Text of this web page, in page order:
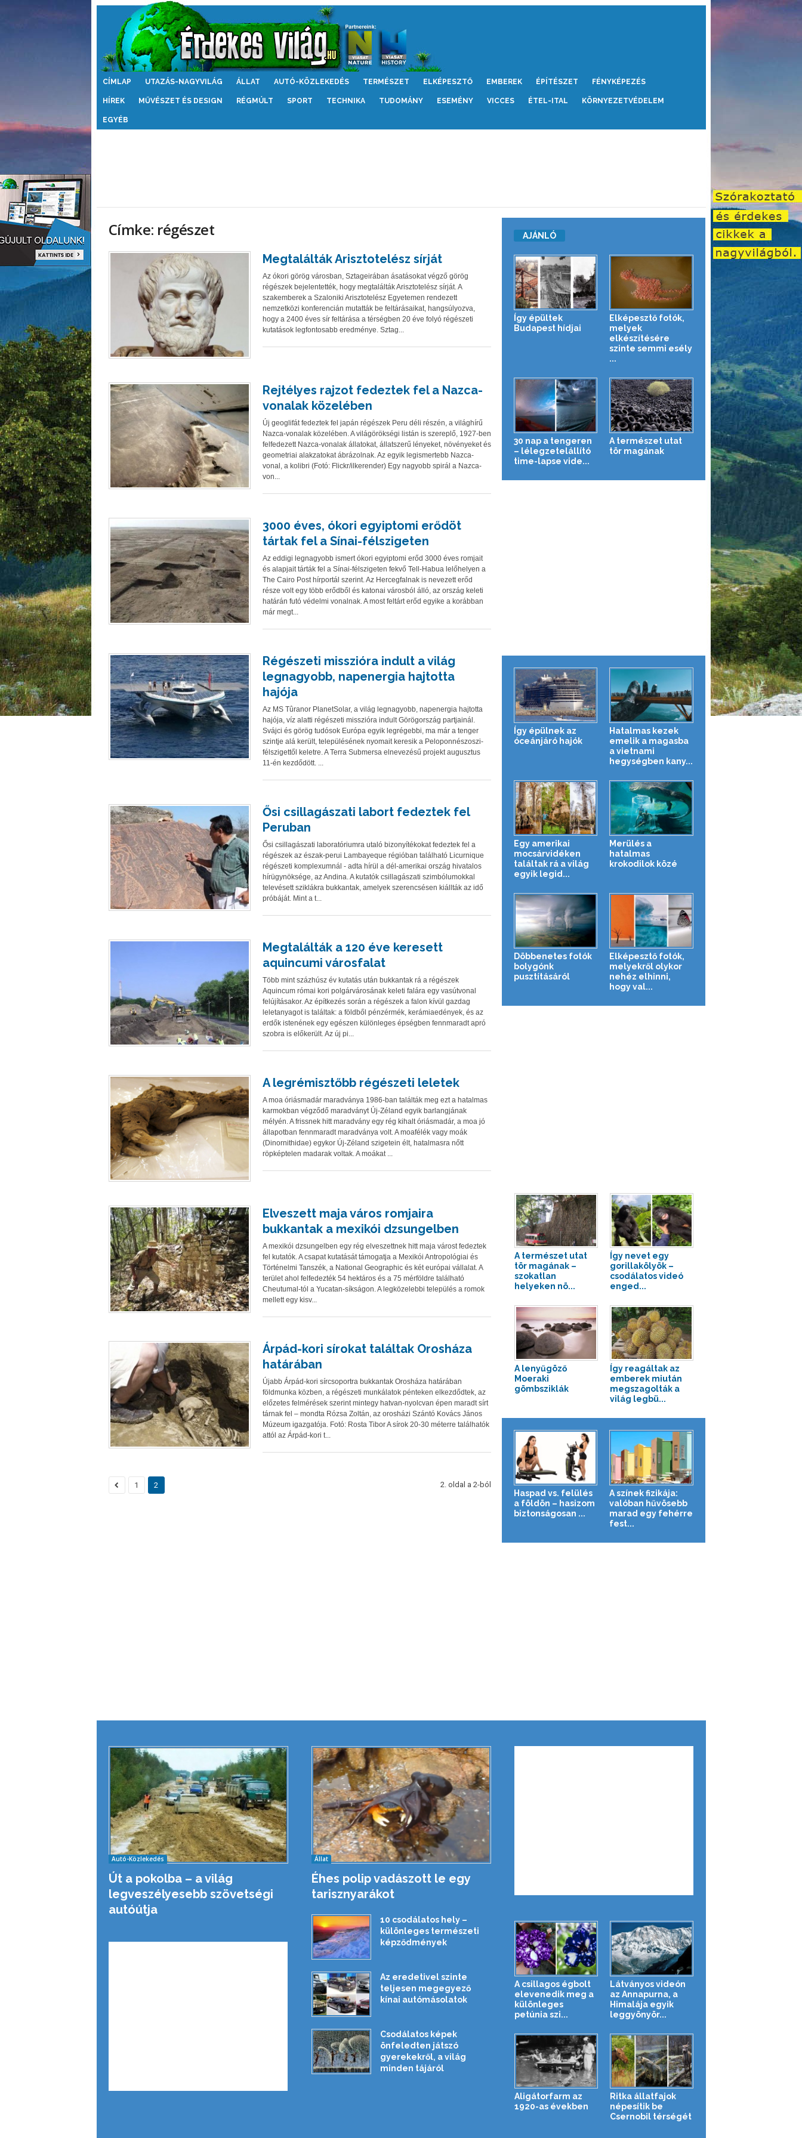
Érdekes
CÍMLAP UTAZÁS-NAGYVILÁG ÁLLAT AUTÓ-KÖZLEKEDÉS TERMÉSZET ELKÉPESZTŐ EMBEREK ÉPÍTÉSZET FÉNYKÉPEZÉS
HÍREK MŰVÉSZET ÉS DESIGN RÉGMÚLT SPORT TECHNIKA TUDOMÁNY ESEMÉNY VICCES ÉTEL-ITAL KÖRNYEZETVÉDELEM
EGYÉB
Címke: régészet
Megtalálták Arisztotelész sírját
Az ókori görög városban, Sztageirában ásatásokat végző görög
régészek bejelentették, hogy megtalálták Arisztotelész sírját. A
szakemberek a Szaloniki Arisztotelész Egyetemen rendezett
nemzetközi konferencián mutatták be feltárásaikat, hangsúlyozva,
hogy a 2400 éves sír feltárása a térségben 20 éve folyó régészeti
kutatások legfontosabb eredménye. Sztag...
Rejtélyes rajzot fedeztek fel a Nazca-
vonalak közelében
Új geoglifát fedeztek fel japán régészek Peru déli részén, a világhírű
Nazca-vonalak közelében. A világörökségi listán is szereplő, 1927-ben
felfedezett Nazca-vonalak állatokat, állatszerű lényeket, növényeket és
geometriai alakzatokat ábrázolnak. Az egyik legismertebb Nazca-
vonal, a kolibri (Fotó: Flickr/ilkerender) Egy nagyobb spirál a Nazca-
von...
3000 éves, ókori egyiptomi erődöt
tártak fel a Sínai-félszigeten
Az eddigi legnagyobb ismert ókori egyiptomi erőd 3000 éves romjait
és alapjait tárták fel a Sínai-félszigeten fekvő Tell-Habua lelőhelyen a
The Cairo Post hírportál szerint. Az Hercegfalnak is nevezett erőd
része volt egy több erődből és katonai városból álló, az ország keleti
határán futó védelmi vonalnak. A most feltárt erőd egyike a korábban
már megt...
Régészeti misszióra indult a világ
legnagyobb, napenergia hajtotta
hajója
Az MS Tûranor PlanetSolar, a világ legnagyobb, napenergia hajtotta
hajója, víz alatti régészeti misszióra indult Görögország partjainál.
Svájci és görög tudósok Európa egyik legrégebbi, ma már a tenger
szintje alá került, településének nyomait keresik a Peloponnészoszi-
félszigettől keletre. A Terra Submersa elnevezésű projekt augusztus
11-én kezdődött. ...
Ősi csillagászati labort fedeztek fel
Peruban
Ősi csillagászati laboratóriumra utaló bizonyítékokat fedeztek fel a
régészek az észak-perui Lambayeque régióban található Licurnique
régészeti komplexumnál - adta hírül a dél-amerikai ország hivatalos
hírügynöksége, az Andina. A kutatók csillagászati szimbólumokkal
televésett sziklákra bukkantak, amelyek szerencsésen kiállták az idő
próbáját. Mint a t...
Megtalálták a 120 éve keresett
aquincumi városfalat
Több mint százhúsz év kutatás után bukkantak rá a régészek
Aquincum római kori polgárvárosának keleti falára egy vasútvonal
felújításakor. Az építkezés során a régészek a falon kívül gazdag
leletanyagot is találtak: a földből pénzérmék, kerámiaedények, és az
erdők istenének egy egészen különleges épségben fennmaradt apró
szobra is előkerült. Az új pi...
A legrémisztőbb régészeti leletek
A moa óriásmadár maradványa 1986-ban találták meg ezt a hatalmas
karmokban végződő maradványt Új-Zéland egyik barlangjának
mélyén. A frissnek hitt maradvány egy rég kihalt óriásmadár, a moa jó
állapotban fennmaradt maradványa volt. A moafélék vagy moák
(Dinornithidae) egykor Új-Zéland szigetein élt, hatalmasra nőtt
röpképtelen madarak voltak. A moákat ...
Elveszett maja város romjaira
bukkantak a mexikói dzsungelben
A mexikói dzsungelben egy rég elveszettnek hitt maja várost fedeztek
fel kutatók. A csapat kutatását támogatja a Mexikói Antropológiai és
Történelmi Tanszék, a National Geographic és két európai vállalat. A
terület ahol felfedezték 54 hektáros és a 75 mérföldre található
Cheutumal-tól a Yucatan-síkságon. A legközelebbi település a romok
mellett egy kisv...
Árpád-kori sírokat találtak Orosháza
határában
Újabb Árpád-kori sírcsoportra bukkantak Orosháza határában
földmunka közben, a régészeti munkálatok pénteken elkezdődtek, az
előzetes felmérések szerint mintegy hatvan-nyolcvan épen maradt sírt
tárnak fel – mondta Rózsa Zoltán, az orosházi Szántó Kovács János
Múzeum igazgatója. Fotó: Rosta Tibor A sírok 20-30 méterre találhatók
attól az Árpád-kori t...
1 2 2. oldal a 2-ból
AJÁNLÓ
Így épültek
Budapest hídjai
Elképesztő fotók,
melyek
elkészítésére
szinte semmi esély
...
30 nap a tengeren
– lélegzetelállító
time-lapse vide...
A természet utat
tör magának
Így épülnek az
óceánjáró hajók
Hatalmas kezek
emelik a magasba
a vietnami
hegységben kany...
Egy amerikai
mocsárvidéken
találtak rá a világ
egyik legid...
Merülés a
hatalmas
krokodilok közé
Döbbenetes fotók
bolygónk
pusztításáról
Elképesztő fotók,
melyekről olykor
nehéz elhinni,
hogy val...
A természet utat
tör magának –
szokatlan
helyeken nö...
Így nevet egy
gorillakölyök –
csodálatos videó
enged...
A lenyűgöző
Moeraki
gömbsziklák
Így reagáltak az
emberek miután
megszagolták a
világ legbü...
Haspad vs. felülés
a földön – hasizom
biztonságosan ...
A színek fizikája:
valóban hűvösebb
marad egy fehérre
fest...
Autó-Közlekedés
Út a pokolba – a világ
legveszélyesebb szövetségi
autóútja
Állat
Éhes polip vadászott le egy
tarisznyarákot
10 csodálatos hely –
különleges természeti
képződmények
Az eredetivel szinte
teljesen megegyező
kínai autómásolatok
Csodálatos képek
önfeledten játszó
gyerekekről, a világ
minden tájáról
A csillagos égbolt
elevenedik meg a
különleges
petúnia szi...
Látványos videón
az Annapurna, a
Himalája egyik
leggyönyör...
Aligátorfarm az
1920-as években
Ritka állatfajok
népesítik be
Csernobil térségét